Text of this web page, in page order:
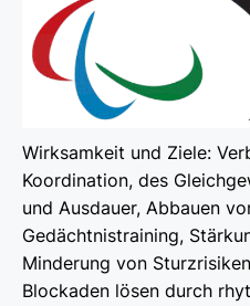
Wirksamkeit und Ziele:
Koordination, des
und Ausdauer, Abbauen
Gedächtnistraining,
Minderung von
Blockaden lösen durch